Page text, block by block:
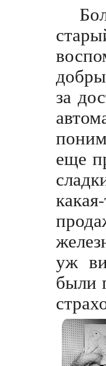
за
еще
уж
были